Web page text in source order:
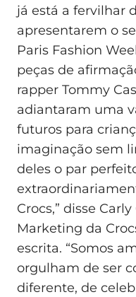
já está a fervilhar
apresentarem o
Paris Fashion
peças de
rapper Tommy
adiantaram uma
futuros para
imaginação sem
deles o par
Crocs,” disse
Marketing da
escrita. “Somos
orgulham de ser
diferente, de